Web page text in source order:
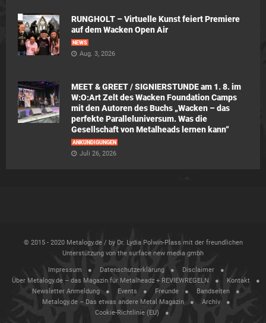
RUNGHOLT – Virtuelle Kunst feiert Premiere
auf dem Wacken Open Air
NEWS
Aug. 3, 2026
MEET & GREET / SIGNIERSTUNDE am 1. 8. im
W:O:Art Zelt des Wacken Foundation Camps
mit den Autoren des Buchs „Wacken – das
perfekte Paralleluniversum. Was die
Gesellschaft von Metalheads lernen kann“
ANKÜNDIGUNGEN
Juli 26, 2026
© 2015 - 2020 Metalogy.de / by Dr. Lydia Polwin-Plass mit der freundlichen
Unterstützung von the surface new media gmbh
Impressum Datenschutzerklärung
Disclaimer
Über Metalogy.de – das Magazin für Metalheadz + REVIEWREGELN
Kontakt
Newsletter Anmeldung
Events Freunde
Bandseiten
Metalogy.de – Das etwas andere Metal Magazin
Archiv
Cookie-Richtlinie (EU)